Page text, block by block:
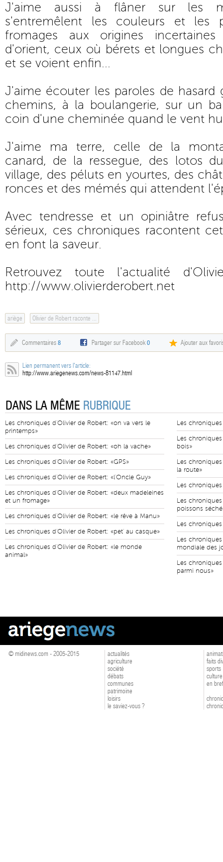
J'aime aussi à flâner sur les
s'entremêlent les couleurs et les
fromages aux origines incertaines
d'orient, ceux où bérets et longues
et se voient enfin...
J'aime écouter les paroles de hasard
chemins, à la boulangerie, sur un
coin d'une cheminée quand le vent
J'aime ma terre, celle de la
canard, de la ressegue, des lotos
village, des péluts en yourtes, des
ronces et des mémés qui attendent
Avec tendresse et un opiniâtre
sérieux, ces chroniques racontent
en font la saveur.
Retrouvez toute l'actualité
http://www.olivierderobert.net
ariège Olivier de Robert raconte ...
Commentaires 8 Partager sur Facebook0 Ajouter aux
Lien permanent vers l'article:
http://www.ariegenews.com/news-81147.html
DANS LA MÊME RUBRIQUE
Les chroniques d'Olivier de Robert: «on va vers le
printemps»
Les chroniques d'Olivier de Robert: «oh la vache»
Les chroniques d'Olivier de Robert: «GPS»
Les chroniques d'Olivier de Robert: «l'Oncle Guy»
Les chroniques d'Olivier de Robert: «deux madeleines
et un fromage»
Les chroniques d'Olivier de Robert: «le rêve à Manu»
Les chroniques d'Olivier de Robert: «pet' au casque»
Les chroniques d'Olivier de Robert: «le monde
animal»
Les
Les
bois»
Les
la route»
Les
Les
poissons
Les
Les
mondiale des
Les
parmi nous»
© midinews.com - 2005-2015
actualités
agriculture
société
débats
communes
patrimoine
loisirs
le saviez-vous ?
faits
sports
culture
en bref